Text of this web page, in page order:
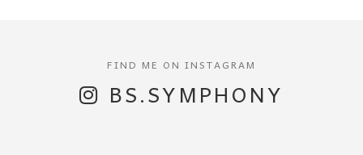
BS.SYMPHONY